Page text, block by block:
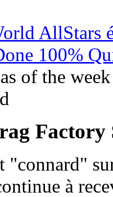
AllStars
100%
of the week
Factory
"connard"
à